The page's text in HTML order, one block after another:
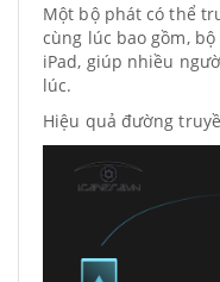
Một bộ phát có thể
cùng lúc bao gồm,
iPad, giúp nhiều
lúc.
Hiệu quả đường